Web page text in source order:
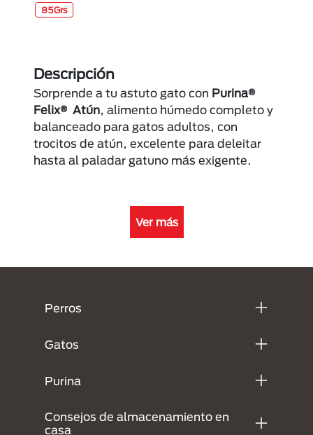
85Grs
Descripción
Sorprende a tu astuto gato con Purina®
Felix® Atún, alimento húmedo completo y
balanceado para gatos adultos, con
trocitos de atún, excelente para deleitar
hasta al paladar gatuno más exigente.
Ver más
Perros
Gatos
Purina
Consejos de almacenamiento en
casa